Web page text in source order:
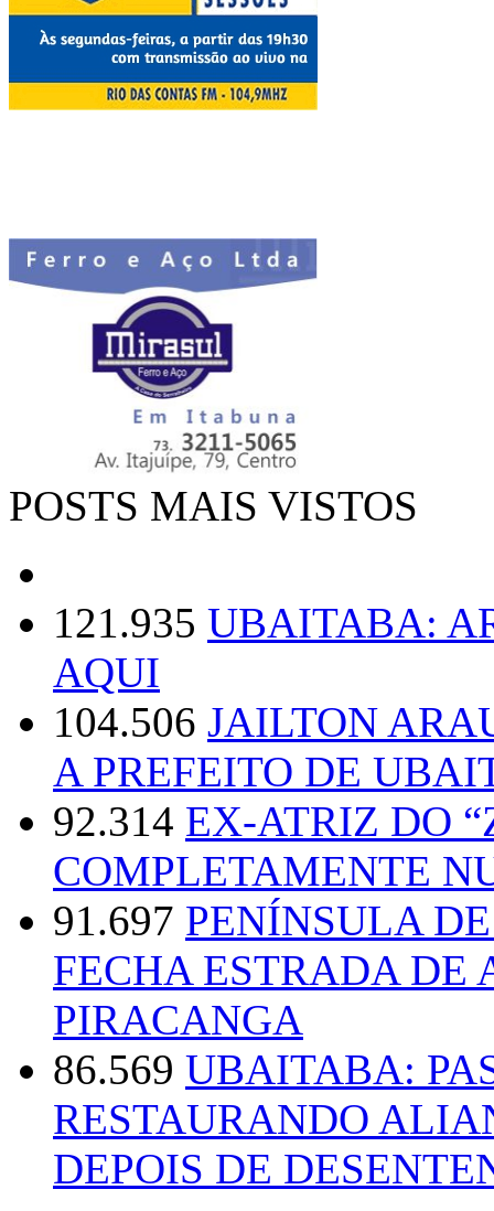
POSTS MAIS VISTOS
121.935 UBAITABA:
AQUI
104.506 JAILTON
A PREFEITO DE
92.314 EX-ATRIZ DO
COMPLETAMENTE
91.697 PENÍNSULA
FECHA ESTRADA DE
PIRACANGA
86.569 UBAITABA:
RESTAURANDO
DEPOIS DE